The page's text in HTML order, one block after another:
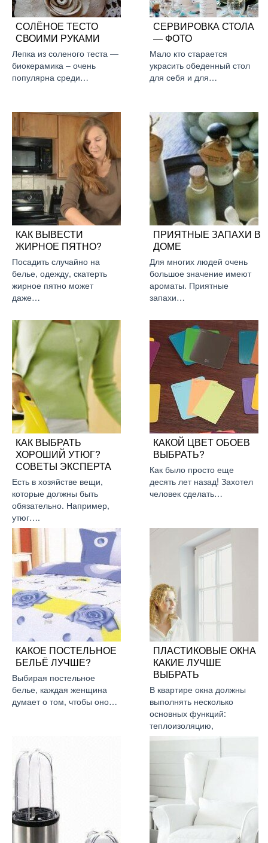
СОЛЁНОЕ ТЕСТО
СВОИМИ РУКАМИ
Лепка из соленого теста —
биокерамика – очень
популярна среди…
СЕРВИРОВКА СТОЛА
— ФОТО
Мало кто старается
украсить обеденный стол
для себя и для…
КАК ВЫВЕСТИ
ЖИРНОЕ ПЯТНО?
Посадить случайно на
белье, одежду, скатерть
жирное пятно может
даже…
ПРИЯТНЫЕ ЗАПАХИ В
ДОМЕ
Для многих людей очень
большое значение имеют
ароматы. Приятные
запахи…
КАК ВЫБРАТЬ
ХОРОШИЙ УТЮГ?
СОВЕТЫ ЭКСПЕРТА
Есть в хозяйстве вещи,
которые должны быть
обязательно. Например,
утюг….
КАКОЙ ЦВЕТ ОБОЕВ
ВЫБРАТЬ?
Как было просто еще
десять лет назад! Захотел
человек сделать…
КАКОЕ ПОСТЕЛЬНОЕ
БЕЛЬЁ ЛУЧШЕ?
Выбирая постельное
белье, каждая женщина
думает о том, чтобы оно…
ПЛАСТИКОВЫЕ ОКНА
КАКИЕ ЛУЧШЕ
ВЫБРАТЬ
В квартире окна должны
выполнять несколько
основных функций:
теплоизоляцию,
шумоизоляцию,…